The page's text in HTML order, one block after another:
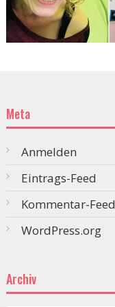
Meta
Anmelden
Eintrags-Feed
Kommentar-Feed
WordPress.org
Archiv